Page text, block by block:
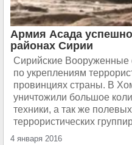
Армия Асада
районах Сирии
Сирийские Вооруженные
по укреплениям
провинциях страны. В
уничтожили большое
техники, а так же
террористических
4 января 2016